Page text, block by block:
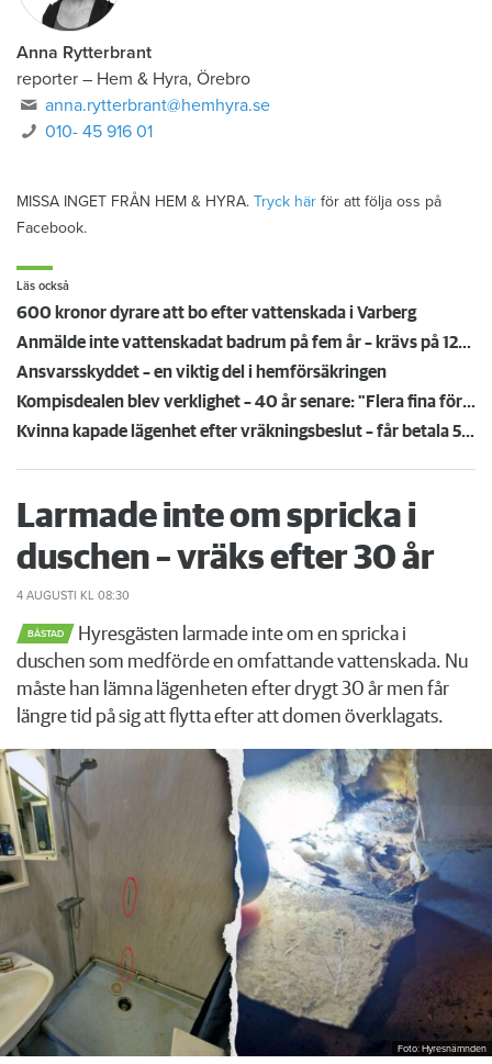
Anna Rytterbrant
reporter – Hem & Hyra, Örebro
anna.rytterbrant@hemhyra.se
010- 45 916 01
MISSA INGET FRÅN HEM & HYRA. Tryck här för att följa oss på
Facebook.
Läs också
600 kronor dyrare att bo efter vattenskada i Varberg
Anmälde inte vattenskadat badrum på fem år – krävs på 125 000 kronor
Ansvarsskyddet – en viktig del i hemförsäkringen
Kompisdealen blev verklighet – 40 år senare: "Flera fina fördelar med att dela bostad"
Kvinna kapade lägenhet efter vräkningsbeslut – får betala 50 000
Larmade inte om spricka i
duschen – vräks efter 30 år
4 AUGUSTI KL 08:30
BÅSTAD
Hyresgästen larmade inte om en spricka i
duschen som medförde en omfattande vattenskada. Nu
måste han lämna lägenheten efter drygt 30 år men får
längre tid på sig att flytta efter att domen överklagats.
Foto: Hyresnämnden